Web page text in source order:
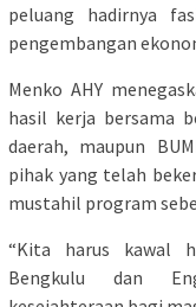
peluang hadirnya
pengembangan
Menko AHY
hasil kerja bersama
daerah, maupun
pihak yang telah
mustahil program
“Kita harus kawal
Bengkulu dan